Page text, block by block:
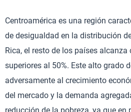
Centroamérica es una región
de desigualdad en la distribución
Rica, el resto de los países alcanza
superiores al 50%. Este alto grado
adversamente al crecimiento
del mercado y la demanda